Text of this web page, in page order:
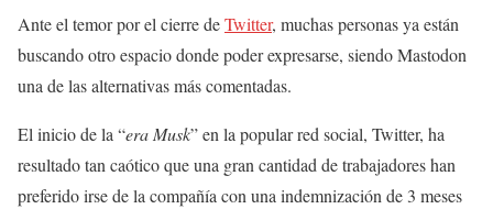
Ante el temor por el cierre deTwitter, muchas personas ya están
buscando otro espacio donde poder expresarse, siendo Mastodon
una de las alternativas más comentadas.
El inicio de la “era Musk” en la popular red social, Twitter, ha
resultado tan caótico que una gran cantidad de trabajadores han
preferido irse de la compañía con una indemnización de 3 meses